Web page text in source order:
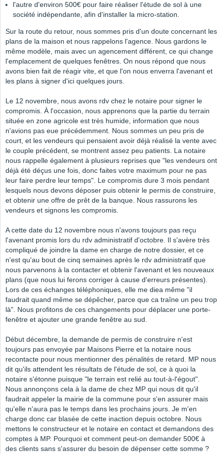
l'autre d'environ 500€ pour faire réaliser l'étude de sol à une
société indépendante, afin d'installer la micro-station.
Sur la route du retour, nous sommes pris d'un doute concernant les
plans de la maison et nous rappelons l'agence. Nous gardons le
même modèle, mais avec un agencement différent, ce qui change
l'emplacement de quelques fenêtres. On nous répond que nous
avons bien fait de réagir vite, et que l'on nous enverra l'avenant et
les plans à signer d'ici quelques jours.
Le 12 novembre, nous avons rdv chez le notaire pour signer le
compromis. À l'occasion, nous apprenons que la partie du terrain
située en zone agricole est très humide, information que nous
n'avions pas eue précédemment. Nous sommes un peu pris de
court, et les vendeurs qui pensaient avoir déjà réalisé la vente avec
le couple précédent, se montrent assez peu patients. La notaire
nous rappelle également à plusieurs reprises que "les vendeurs ont
déjà été déçus une fois, donc faites votre maximum pour ne pas
leur faire perdre leur temps". Le compromis dure 3 mois pendant
lesquels nous devons déposer puis obtenir le permis de construire,
et obtenir une offre de prêt de la banque. Nous rassurons les
vendeurs et signons les compromis.
A cette date du 12 novembre nous n'avons toujours pas reçu
l'avenant promis lors du rdv administratif d'octobre. Il s'avère très
compliqué de joindre la dame en charge de notre dossier, et ce
n'est qu'au bout de cinq semaines après le rdv administratif que
nous parvenons à la contacter et obtenir l'avenant et les nouveaux
plans (que nous lui ferons corriger à cause d'erreurs présentes).
Lors de ces échanges téléphoniques, elle me diea même "il
faudrait quand même se dépêcher, parce que ca traîne un peu trop
là". Nous profitons de ces changements pour déplacer une porte-
fenêtre et ajouter une grande fenêtre au sud.
Début décembre, la demande de permis de construire n'est
toujours pas envoyée par Maisons Pierre et la notaire nous
recontacte pour nous mentionner des pénalités de retard. MP nous
dit qu'ils attendent les résultats de l'étude de sol, ce à quoi la
notaire s'étonne puisque "le terrain est relié au tout-à-l'égout".
Nous annonçons cela à la dame de chez MP qui nous dit qu'il
faudrait appeler la mairie de la commune pour s'en assurer mais
qu'elle n'aura pas le temps dans les prochains jours. Je m'en
charge donc car blasée de cette inaction depuis octobre. Nous
mettons le constructeur et le notaire en contact et demandons des
comptes à MP. Pourquoi et comment peut-on demander 500€ à
des clients sans s'assurer du besoin de dépenser cette somme ?